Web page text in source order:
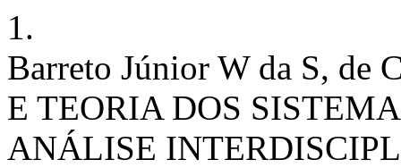
1.
Barreto Júnior W da S, de
E TEORIA DOS
ANÁLISE